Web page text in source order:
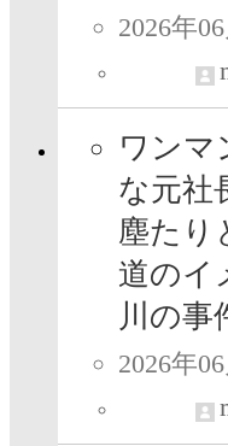
2026年
ワンマ
な元社
塵たり
道のイ
川の事
2026年